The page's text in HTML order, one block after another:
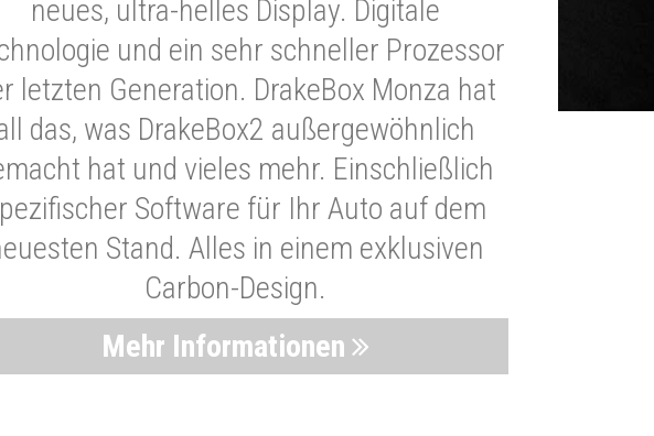
neues, ultra-helles Display. Digitale
und ein sehr schneller Prozessor
letzten Generation. DrakeBox Monza hat
das, was DrakeBox2 außergewöhnlich
hat und vieles mehr. Einschließlich
Software für Ihr Auto auf dem
Stand. Alles in einem exklusiven
Carbon-Design.
Mehr Informationen